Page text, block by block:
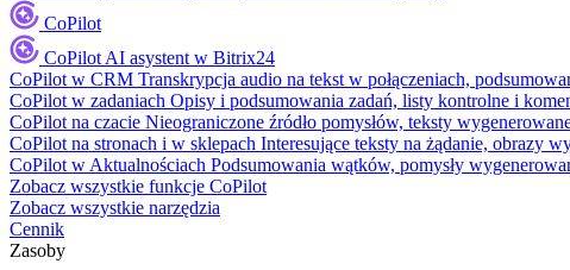
CoPilot
CoPilot AI asystent w Bitrix24
CoPilot w CRM Transkrypcja audio na tekst w połączeniach,
CoPilot w zadaniach Opisy i podsumowania zadań, listy kontrolne i
CoPilot na czacie Nieograniczone źródło pomysłów, teksty
CoPilot na stronach i w sklepach Interesujące teksty na żądanie, obrazy
CoPilot w Aktualnościach Podsumowania wątków, pomysły
Zobacz wszystkie funkcje CoPilot
Zobacz wszystkie narzędzia
Cennik
Zasoby